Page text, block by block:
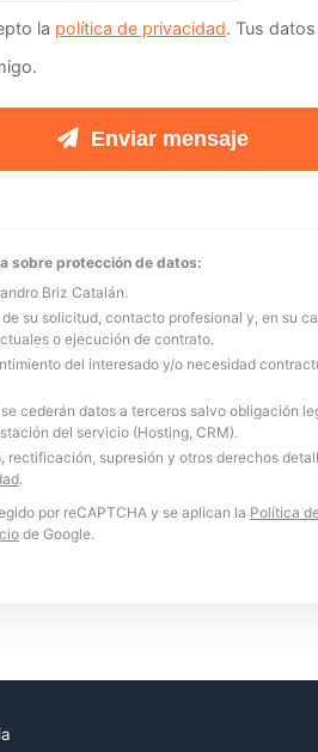
la política de privacidad. Tus
Enviar mensaje
sobre protección de datos:
Briz Catalán.
su solicitud, contacto profesional y, en su
o ejecución de contrato.
del interesado y/o necesidad
cederán datos a terceros salvo obligación
del servicio (Hosting, CRM).
rectificación, supresión y otros derechos
.
por reCAPTCHA y se aplican la Política
de Google.